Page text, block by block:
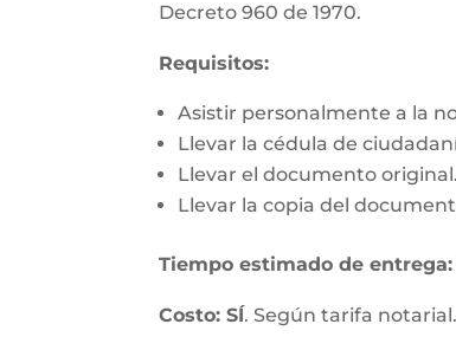
Decreto 960 de 1970.
Requisitos:
Asistir personalmente a la
Llevar la cédula de
Llevar el documento original.
Llevar la copia del
Tiempo estimado de entrega:
Costo: SÍ. Según tarifa notarial.